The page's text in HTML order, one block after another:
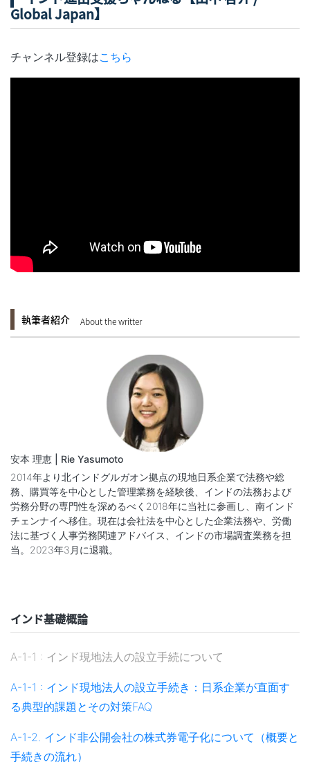
Global Japan】
チャンネル登録はこちら
執筆者紹介 About the writter
安本 理恵 | Rie Yasumoto
2014年より北インドグルガオン拠点の現地日系企業で法務や総
務、購買等を中心とした管理業務を経験後、インドの法務および
労務分野の専門性を深めるべく2018年に当社に参画し、南インド
チェンナイへ移住。現在は会社法を中心とした企業法務や、労働
法に基づく人事労務関連アドバイス、インドの市場調査業務を担
当。2023年3月に退職。
インド基礎概論
A-1-1 : インド現地法人の設立手続について
A-1-1 : インド現地法人の設立手続き：日系企業が直面す
る典型的課題とその対策FAQ
A-1-2. インド非公開会社の株式券電子化について（概要と
手続きの流れ）